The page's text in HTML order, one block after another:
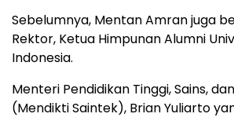
Sebelumnya, Mentan Amran juga
Rektor, Ketua Himpunan Alumni
Indonesia.
Menteri Pendidikan Tinggi, Sains,
(Mendikti Saintek), Brian Yuliarto